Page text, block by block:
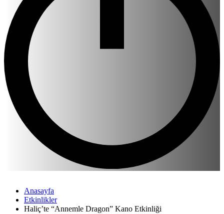
Anasayfa
Etkinlikler
Haliç’te “Annemle Dragon” Kano Etkinliği